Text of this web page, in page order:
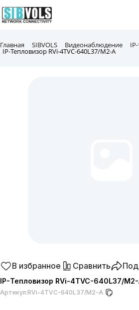
Главная SIBVOLS Видеонаблюдение
IP-Тепловизор RVi-4TVC-640L37/M2-A
В избранное Сравнить
IP-Тепловизор RVi-4TVC-640L37/
Артикул:RVi-4TVC-640L37/M2-A